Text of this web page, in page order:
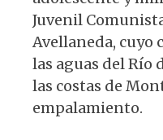
Juvenil
Avellaneda, cuyo
las aguas del Río
las costas de
empalamiento.